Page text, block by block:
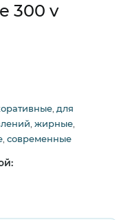
300 v
для
жирные
современные